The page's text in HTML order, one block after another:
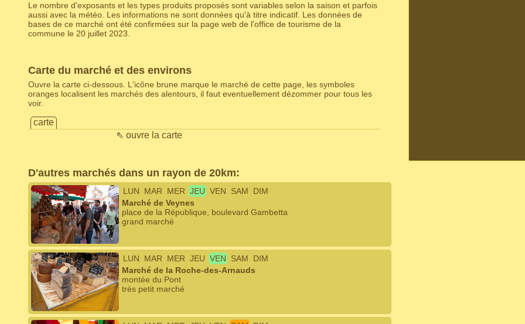
Le nombre d'exposants et les types produits proposés sont variables selon la saison et parfois
aussi avec la météo. Les informations ne sont données qu'à titre indicatif. Les données de
bases de ce marché ont été confirmées sur la page web de l'office de tourisme de la
commune le 20 juillet 2023.
Carte du marché et des environs
Ouvre la carte ci-dessous. L'icône brune marque le marché de cette page, les symboles
oranges localisent les marchés des alentours, il faut eventuellement dézommer pour tous les
voir.
carte
⇖ ouvre la carte
D'autres marchés dans un rayon de 20km:
LUN MAR MER JEU VEN SAM
DIM
Marché de Veynes
place de la République, boulevard Gambetta
grand marché
LUN MAR MER JEU VEN SAM
DIM
Marché de la Roche-des-Arnauds
montée du Pont
très petit marché